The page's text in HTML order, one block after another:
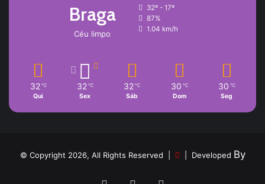
Braga
Céu limpo
32º - 17º
87%
1.04 km/h
32 ℃
Qui
32 ℃
Sex
32 ℃
Sáb
30 ℃
Dom
30 ℃
Seg
© Copyright 2026, All Rights Reserved | | Developed By